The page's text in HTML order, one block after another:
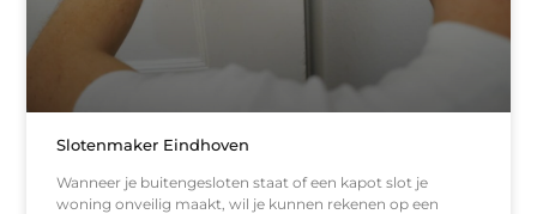
Slotenmaker Eindhoven
Wanneer je buitengesloten staat of een kapot slot je
woning onveilig maakt, wil je kunnen rekenen op een